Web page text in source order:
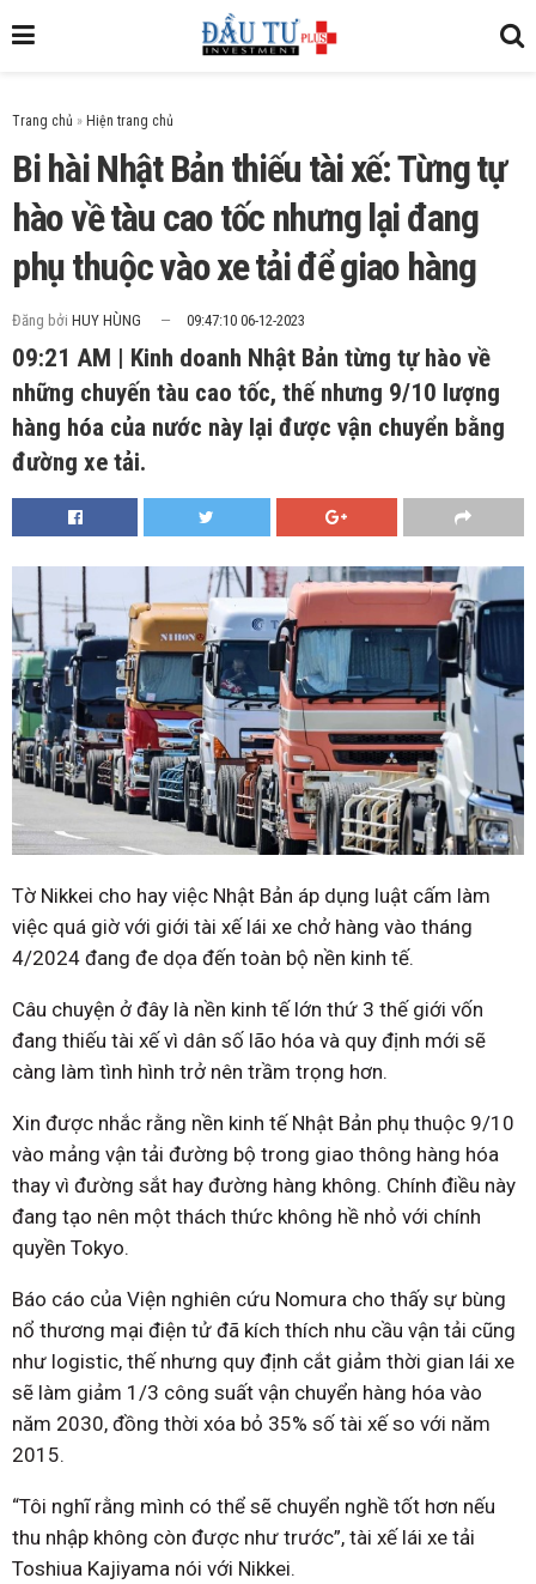
Trang chủ »
Bi hài Nhật Bản thiếu tài xế: Từng tự
hào về tàu cao tốc nhưng lại đang
phụ thuộc vào xe tải để giao hàng
Đăng bởi HUY HÙNG 09:47:10 06-12-2023
09:21 AM | Kinh doanh Nhật Bản từng tự hào về
những chuyến tàu cao tốc, thế nhưng 9/10 lượng
hàng hóa của nước này lại được vận chuyển bằng
đường xe tải.
Tờ Nikkei cho hay việc Nhật Bản áp dụng luật cấm làm
việc quá giờ với giới tài xế lái xe chở hàng vào tháng
4/2024 đang đe dọa đến toàn bộ nền kinh tế.
Câu chuyện ở đây là nền kinh tế lớn thứ 3 thế giới vốn
đang thiếu tài xế vì dân số lão hóa và quy định mới sẽ
càng làm tình hình trở nên trầm trọng hơn.
Xin được nhắc rằng nền kinh tế Nhật Bản phụ thuộc 9/10
vào mảng vận tải đường bộ trong giao thông hàng hóa
thay vì đường sắt hay đường hàng không. Chính điều này
đang tạo nên một thách thức không hề nhỏ với chính
quyền Tokyo.
Báo cáo của Viện nghiên cứu Nomura cho thấy sự bùng
nổ thương mại điện tử đã kích thích nhu cầu vận tải cũng
như logistic, thế nhưng quy định cắt giảm thời gian lái xe
sẽ làm giảm 1/3 công suất vận chuyển hàng hóa vào
năm 2030, đồng thời xóa bỏ 35% số tài xế so với năm
2015.
“Tôi nghĩ rằng mình có thể sẽ chuyển nghề tốt hơn nếu
thu nhập không còn được như trước”, tài xế lái xe tải
Toshiua Kajiyama nói với Nikkei.